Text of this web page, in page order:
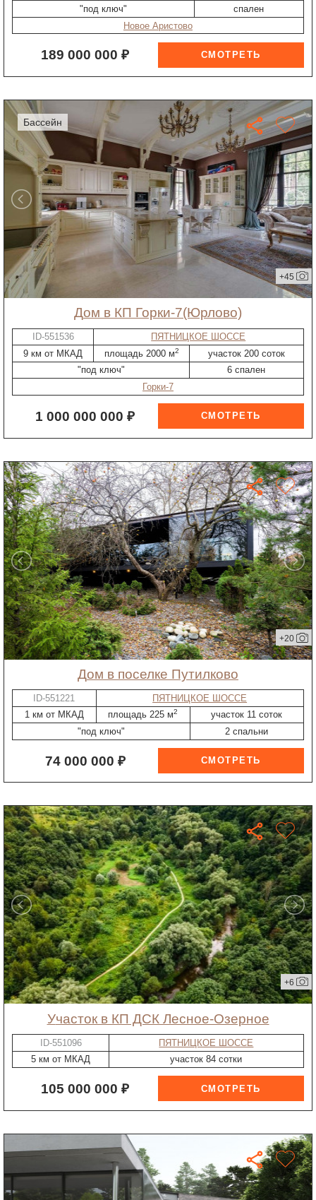
"под ключ"
спален
Новое Аристово
189 000 000 ₽
бассейн
+45
дом в КП Горки-7(Юрлово)
ID-551536
ПЯТНИЦКОЕ ШОССЕ
9 км от МКАД
площадь 2000 м2
участок 200 соток
"под ключ"
6 спален
Горки-7
1 000 000 000 ₽
+20
дом в поселке Путилково
ID-551221
ПЯТНИЦКОЕ ШОССЕ
1 км от МКАД
площадь 225 м2
участок 11 соток
"под ключ"
2 спальни
74 000 000 ₽
+6
участок в КП ДСК Лесное-Озерное
ID-551096
ПЯТНИЦКОЕ ШОССЕ
5 км от МКАД
участок 84 сотки
105 000 000 ₽